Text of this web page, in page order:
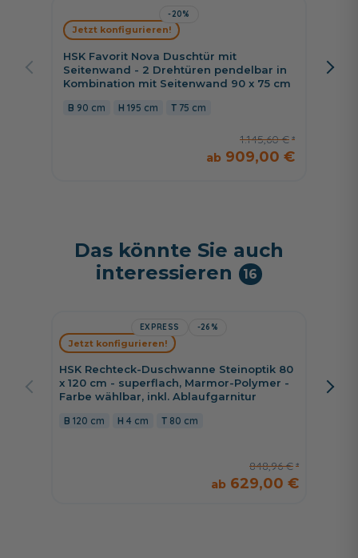
-20%
HSK Favorit Nova Duschtür mit
Seitenwand - 2 Drehtüren pendelbar in
Kombination mit Seitenwand 90 x 75 cm
90 cm 195 cm 75 cm
1.145,60 €
909,00 €
Jetzt konfigurieren!
Das könnte Sie auch
interessieren
16
EXPRESS -26%
HSK Rechteck-Duschwanne Steinoptik 80
x 120 cm - superflach, Marmor-Polymer -
Farbe wählbar, inkl. Ablaufgarnitur
120 cm 4 cm 80 cm
848,96 €
629,00 €
Jetzt konfigurieren!
Ablage